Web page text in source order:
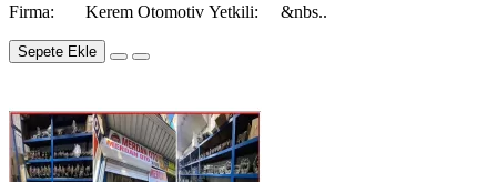
Firma: Kerem Otomotiv Yetkili: &nbs..
Sepete Ekle